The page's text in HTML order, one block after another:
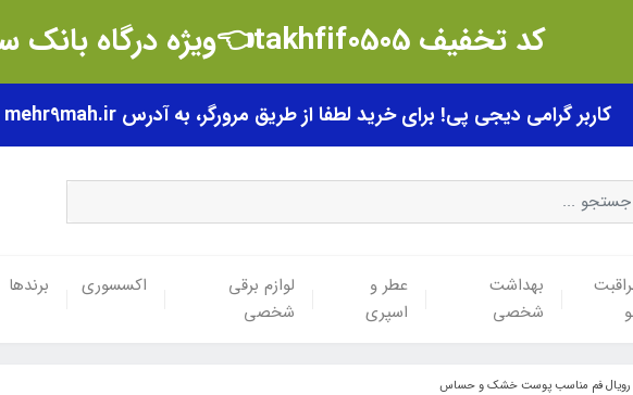
کد تخفیف takhfif0505👈ویژه درگاه بانک سامان
کاربر گرامی دیجی پی! برای خرید لطفا از طریق مرورگر، به آدرس mehr9mah.ir مراجعه فرمایید.
بهداشت
شخصی
عطر و
اسپری
لوازم برقی
شخصی
اکسسوری برندها